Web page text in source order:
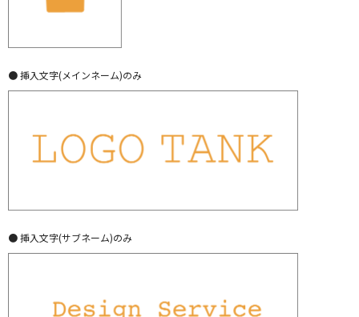
● 挿入文字(メインネーム)のみ
● 挿入文字(サブネーム)のみ